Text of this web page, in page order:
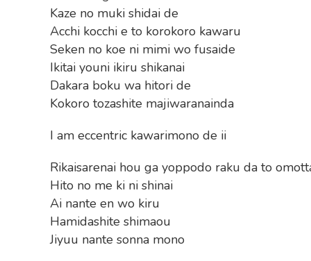
Kaze no muki shidai de
Acchi kocchi e to korokoro kawaru
Seken no koe ni mimi wo fusaide
Ikitai youni ikiru shikanai
Dakara boku wa hitori de
Kokoro tozashite majiwaranainda
I am eccentric kawarimono de ii
Rikaisarenai hou ga yoppodo raku da to
Hito no me ki ni shinai
Ai nante en wo kiru
Hamidashite shimaou
Jiyuu nante sonna mono